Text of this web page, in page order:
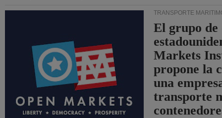
TRANSPORTE
El grupo de
Markets
propone la
una
transporte